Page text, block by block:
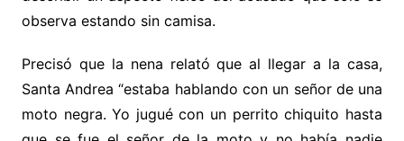
observa estando sin camisa.
Precisó que la nena relató que al llegar a la casa,
Santa Andrea “estaba hablando con un señor de una
moto negra. Yo jugué con un perrito chiquito hasta